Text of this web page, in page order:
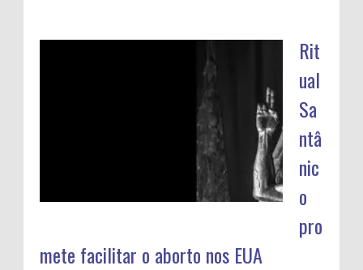
Rit
ual
Sa
ntâ
nic
o
pro
mete facilitar o aborto nos EUA